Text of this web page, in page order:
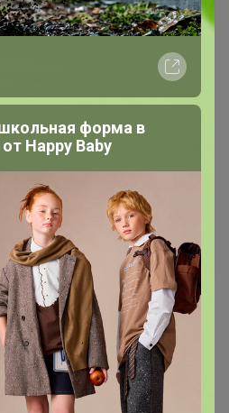
форма в
Нappy Вaby